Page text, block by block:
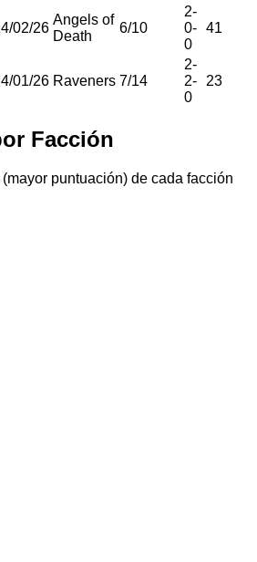
02/26
Angels of
Death
6/10
2-
0-
0
41
01/26 Raveners 7/14
2-
2-
0
23
Facción
puntuación) de cada facción